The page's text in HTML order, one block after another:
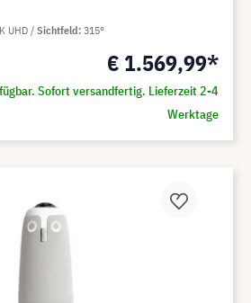
€ 1.569,99*
Sofort versandfertig. Lieferzeit 2-4
Werktage
UHD Sichtfeld 315°